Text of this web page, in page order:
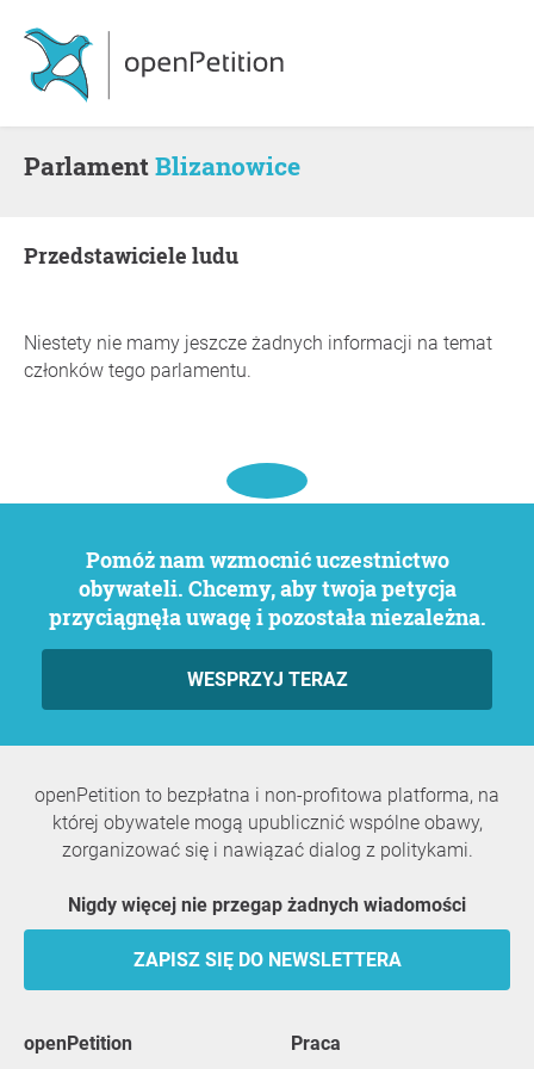
ParlamentBlizanowice
Przedstawiciele ludu
Niestety nie mamy jeszcze żadnych informacji na temat
członków tego parlamentu.
Pomóż nam wzmocnić uczestnictwo
obywateli. Chcemy, aby twoja petycja
przyciągnęła uwagę i pozostała niezależna.
WESPRZYJ TERAZ
openPetition to bezpłatna i non-profitowa platforma, na
której obywatele mogą upublicznić wspólne obawy,
zorganizować się i nawiązać dialog z politykami.
Nigdy więcej nie przegap żadnych wiadomości
ZAPISZ SIĘ DO NEWSLETTERA
openPetition praca